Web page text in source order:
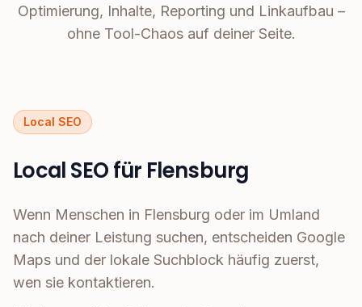
Optimierung, Inhalte, Reporting und Linkaufbau –
ohne Tool-Chaos auf deiner Seite.
Local SEO
Local SEO für Flensburg
Wenn Menschen in Flensburg oder im Umland
nach deiner Leistung suchen, entscheiden Google
Maps und der lokale Suchblock häufig zuerst,
wen sie kontaktieren.